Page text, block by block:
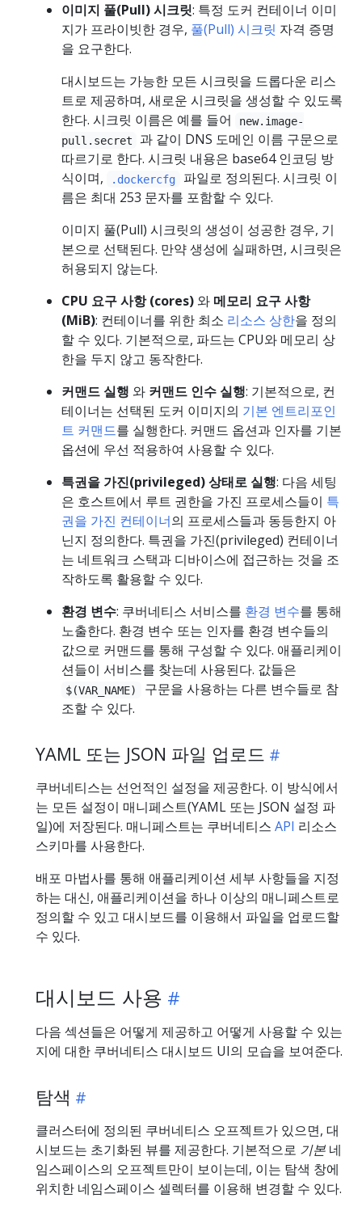
이미지 풀(Pull) 시크릿: 특정 도커 컨테이너 이미
지가 프라이빗한 경우, 풀(Pull) 시크릿 자격 증명
을 요구한다.
대시보드는 가능한 모든 시크릿을 드롭다운 리스
트로 제공하며, 새로운 시크릿을 생성할 수 있도록
한다. 시크릿 이름은 예를 들어
new.image-
pull.secret
과 같이 DNS 도메인 이름 구문으로
따르기로 한다. 시크릿 내용은 base64 인코딩 방
식이며,
.dockercfg
파일로 정의된다. 시크릿 이
름은 최대 253 문자를 포함할 수 있다.
이미지 풀(Pull) 시크릿의 생성이 성공한 경우, 기
본으로 선택된다. 만약 생성에 실패하면, 시크릿은
허용되지 않는다.
CPU 요구 사항 (cores) 와 메모리 요구 사항
(MiB): 컨테이너를 위한 최소 리소스 상한을 정의
할 수 있다. 기본적으로, 파드는 CPU와 메모리 상
한을 두지 않고 동작한다.
커맨드 실행 와 커맨드 인수 실행: 기본적으로, 컨
테이너는 선택된 도커 이미지의 기본 엔트리포인
트 커맨드를 실행한다. 커맨드 옵션과 인자를 기본
옵션에 우선 적용하여 사용할 수 있다.
특권을 가진(privileged) 상태로 실행: 다음 세팅
은 호스트에서 루트 권한을 가진 프로세스들이 특
권을 가진 컨테이너의 프로세스들과 동등한지 아
닌지 정의한다. 특권을 가진(privileged) 컨테이너
는 네트워크 스택과 디바이스에 접근하는 것을 조
작하도록 활용할 수 있다.
환경 변수: 쿠버네티스 서비스를 환경 변수를 통해
노출한다. 환경 변수 또는 인자를 환경 변수들의
값으로 커맨드를 통해 구성할 수 있다. 애플리케이
션들이 서비스를 찾는데 사용된다. 값들은
$(VAR_NAME)
구문을 사용하는 다른 변수들로 참
조할 수 있다.
YAML 또는 JSON 파일 업로드
쿠버네티스는 선언적인 설정을 제공한다. 이 방식에서
는 모든 설정이 매니페스트(YAML 또는 JSON 설정 파
일)에 저장된다. 매니페스트는 쿠버네티스 API 리소스
스키마를 사용한다.
배포 마법사를 통해 애플리케이션 세부 사항들을 지정
하는 대신, 애플리케이션을 하나 이상의 매니페스트로
정의할 수 있고 대시보드를 이용해서 파일을 업로드할
수 있다.
대시보드 사용
다음 섹션들은 어떻게 제공하고 어떻게 사용할 수 있는
지에 대한 쿠버네티스 대시보드 UI의 모습을 보여준다.
탐색
클러스터에 정의된 쿠버네티스 오프젝트가 있으면, 대
시보드는 초기화된 뷰를 제공한다. 기본적으로 기본 네
임스페이스의 오프젝트만이 보이는데, 이는 탐색 창에
위치한 네임스페이스 셀렉터를 이용해 변경할 수 있다.